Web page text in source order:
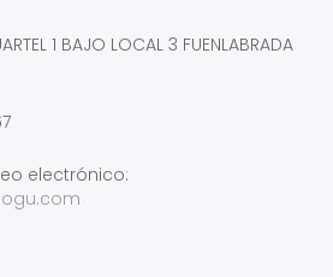
1 BAJO LOCAL 3 FUENLABRADA
electrónico: